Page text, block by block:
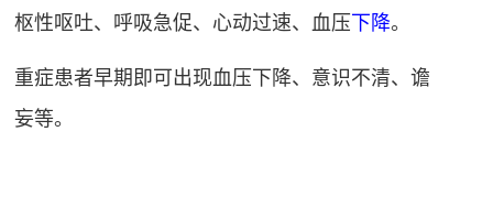
枢性呕吐、呼吸急促、心动过速、血压下降。
重症患者早期即可出现血压下降、意识不清、谵
妄等。